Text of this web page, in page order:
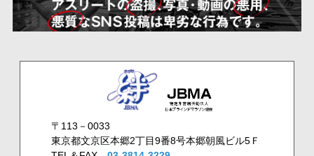
〒113－0033
東京都文京区本郷2丁目9番8号本郷朝風ビル5Ｆ